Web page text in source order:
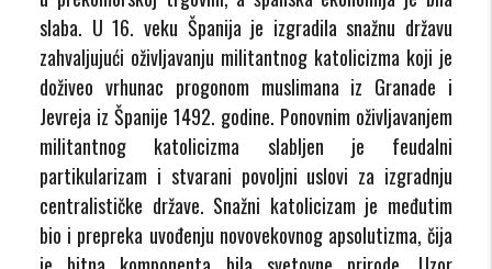
slaba. U 16. veku Španija je izgradila snažnu državu
zahvaljujući oživljavanju militantnog katolicizma koji je
doživeo vrhunac progonom muslimana iz Granade i
Jevreja iz Španije 1492. godine. Ponovnim oživljavanjem
militantnog katolicizma slabljen je feudalni
partikularizam i stvarani povoljni uslovi za izgradnju
centralističke države. Snažni katolicizam je međutim
bio i prepreka uvođenju novovekovnog apsolutizma, čija